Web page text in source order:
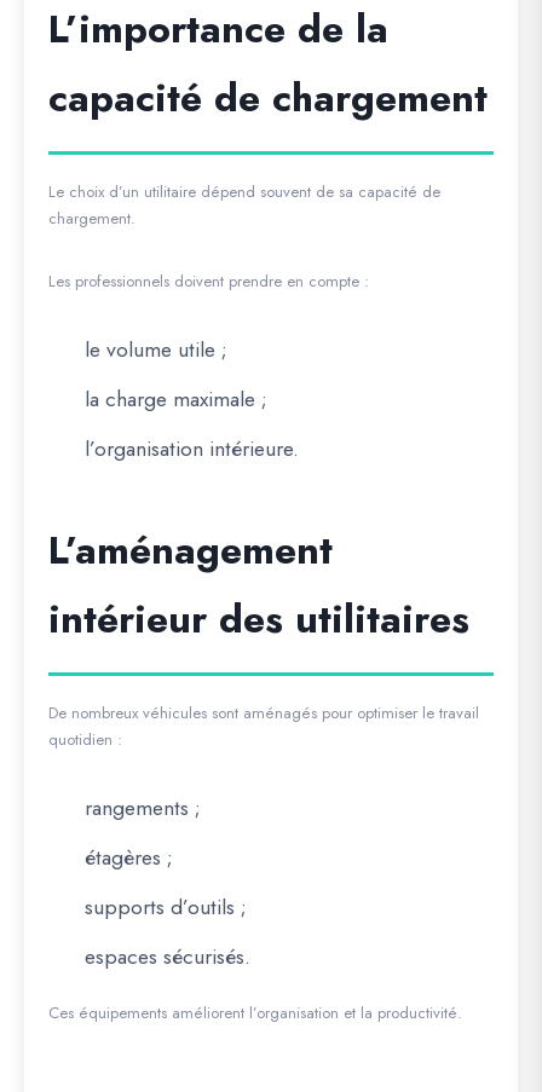
L’importance de la
capacité de chargement
Le choix d’un utilitaire dépend souvent de sa capacité de
chargement.
Les professionnels doivent prendre en compte :
le volume utile ;
la charge maximale ;
l’organisation intérieure.
L’aménagement
intérieur des utilitaires
De nombreux véhicules sont aménagés pour optimiser le travail
quotidien :
rangements ;
étagères ;
supports d’outils ;
espaces sécurisés.
Ces équipements améliorent l’organisation et la productivité.